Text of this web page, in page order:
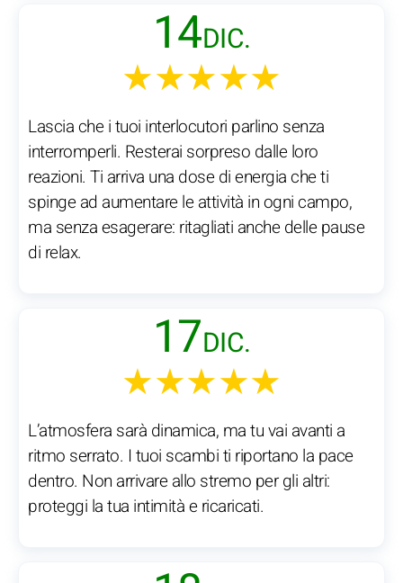
14DIC.
★★★★★
Lascia che i tuoi interlocutori parlino senza
interromperli. Resterai sorpreso dalle loro
reazioni. Ti arriva una dose di energia che ti
spinge ad aumentare le attività in ogni campo,
ma senza esagerare: ritagliati anche delle pause
di relax.
17DIC.
★★★★★
L’atmosfera sarà dinamica, ma tu vai avanti a
ritmo serrato. I tuoi scambi ti riportano la pace
dentro. Non arrivare allo stremo per gli altri:
proteggi la tua intimità e ricaricati.